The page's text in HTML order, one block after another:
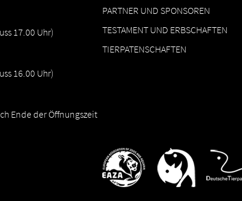
17.00 Uhr)
16.00 Uhr)
Ende der Öffnungszeit
PARTNER UND SPONSOREN
TESTAMENT UND ERBSCHAFTEN
TIERPATENSCHAFTEN